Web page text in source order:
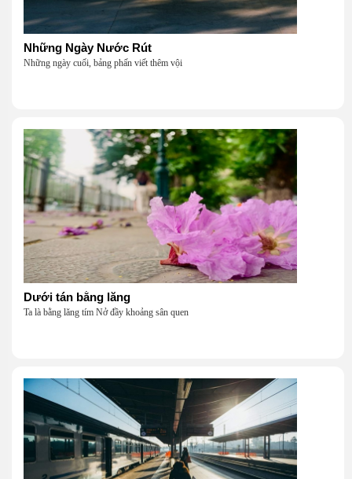
Những Ngày Nước Rút
Những ngày cuối, bảng phấn viết thêm vội
Dưới tán bằng lăng
Ta là bằng lăng tím Nở đầy khoảng sân quen